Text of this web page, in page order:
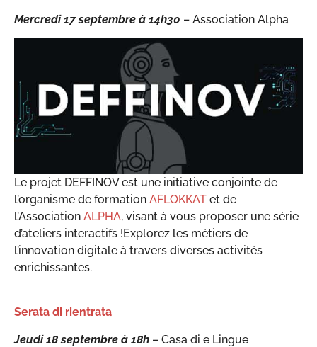
Mercredi 17 septembre à 14h30 – Association Alpha
Le projet DEFFINOV est une initiative conjointe de
l’organisme de formation AFLOKKAT et de
l’Association ALPHA, visant à vous proposer une série
d’ateliers interactifs !Explorez les métiers de
l’innovation digitale à travers diverses activités
enrichissantes.
Serata di rientrata
Jeudi 18 septembre à 18h – Casa di e Lingue